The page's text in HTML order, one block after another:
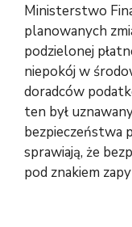
Ministerstwo
planowanych
podzielonej
niepokój w
doradców
ten był
bezpieczeństwa
sprawiają, że
pod znakiem